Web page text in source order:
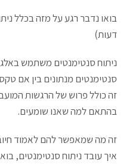
בואו נדבר רגע על מזה בכלל
דעות)
ניתוח סנטימנטים משתמש
סנטימנטים מנתונים בין אם
זה כולל פרוש של הרגשות
בהתאם למה שאנו שומעים.
זה מה שמאפשר להם לאמוד
איך עובד ניתוח סנטימנטים,